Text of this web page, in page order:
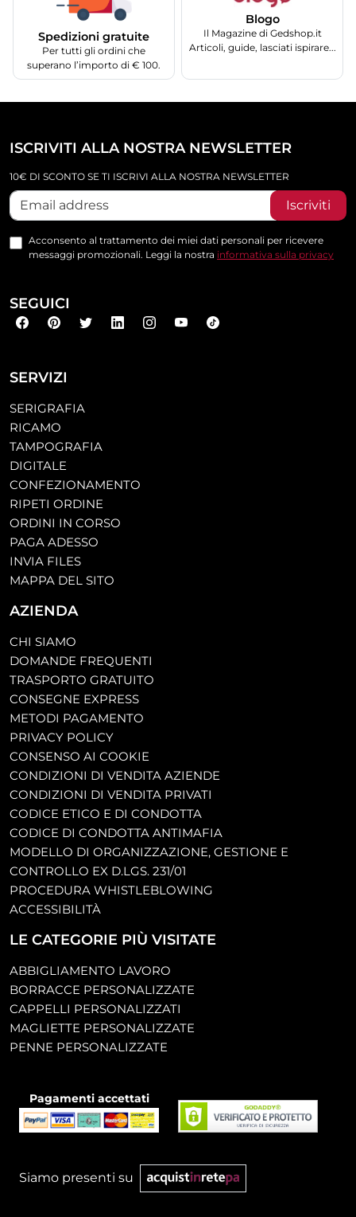
Spedizioni gratuite
Per tutti gli ordini che
superano l’importo di € 100.
Blogo
Il Magazine di Gedshop.it
Articoli, guide, lasciati ispirare...
SERVIZI
SERIGRAFIA
RICAMO
TAMPOGRAFIA
DIGITALE
CONFEZIONAMENTO
RIPETI ORDINE
ORDINI IN CORSO
PAGA ADESSO
INVIA FILES
MAPPA DEL SITO
AZIENDA
CHI SIAMO
DOMANDE FREQUENTI
TRASPORTO GRATUITO
CONSEGNE EXPRESS
METODI PAGAMENTO
PRIVACY POLICY
CONSENSO AI COOKIE
CONDIZIONI DI VENDITA AZIENDE
CONDIZIONI DI VENDITA PRIVATI
CODICE ETICO E DI CONDOTTA
CODICE DI CONDOTTA ANTIMAFIA
MODELLO DI ORGANIZZAZIONE, GESTIONE E
CONTROLLO EX D.LGS. 231/01
PROCEDURA WHISTLEBLOWING
ACCESSIBILITÀ
LE CATEGORIE PIÙ VISITATE
ABBIGLIAMENTO LAVORO
BORRACCE PERSONALIZZATE
CAPPELLI PERSONALIZZATI
MAGLIETTE PERSONALIZZATE
PENNE PERSONALIZZATE
ISCRIVITI ALLA NOSTRA NEWSLETTER
10€ DI SCONTO SE TI ISCRIVI ALLA NOSTRA NEWSLETTER
Iscriviti
Acconsento al trattamento dei miei dati personali per ricevere
messaggi promozionali. Leggi la nostra informativa sulla privacy
SEGUICI
Pagamenti accettati
Siamo presenti su